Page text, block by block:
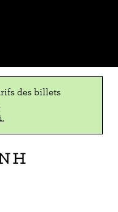
des billets